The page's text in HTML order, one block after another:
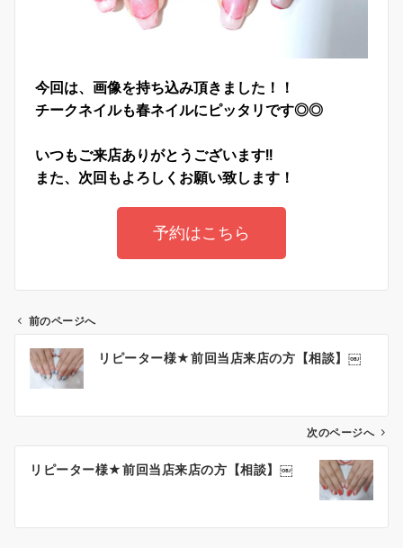
今回は、画像を持ち込み頂きました！！
チークネイルも春ネイルにピッタリです◎◎
いつもご来店ありがとうございます!!
また、次回もよろしくお願い致します！
予約はこちら
前のページへ
リピーター様★前回当店来店の方【相談】￼
次のページへ
リピーター様★前回当店来店の方【相談】￼